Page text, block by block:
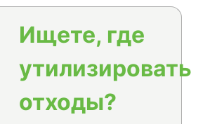
Ищете, где
утилизировать
отходы?